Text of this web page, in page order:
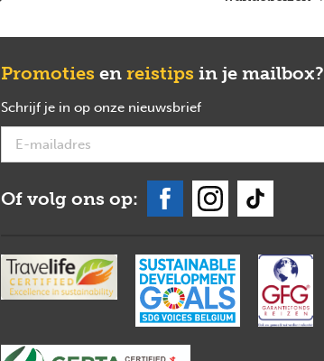
Promoties en reistips in je mailbox?
Schrijf je in op onze nieuwsbrief
Of volg ons op: